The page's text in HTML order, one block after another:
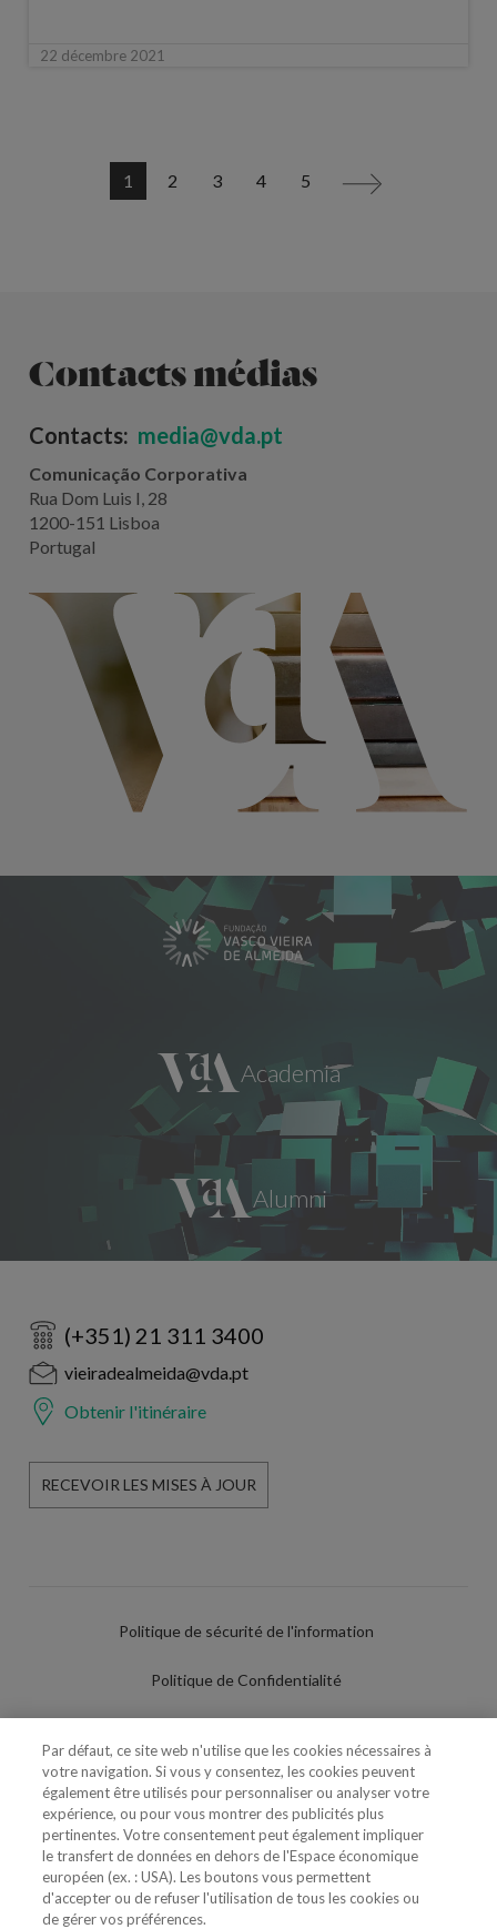
22 décembre 2021
1 2 3 4 5 >
Contacts médias
Contacts: media@vda.pt
Comunicação Corporativa
Rua Dom Luis I, 28
1200-151 Lisboa
Portugal
(+351) 21 311 3400
vieiradealmeida@vda.pt
Obtenir l'itinéraire
RECEVOIR LES MISES À JOUR
Politique de sécurité de l'information
Politique de Confidentialité
Politique de Cookies
Paramètres des cookies
Utilisation Frauduleuse du Nom/Brand
Par défaut, ce site web n'utilise que les cookies nécessaires à
votre navigation. Si vous y consentez, les cookies peuvent
également être utilisés pour personnaliser ou analyser votre
expérience, ou pour vous montrer des publicités plus
pertinentes. Votre consentement peut également impliquer
le transfert de données en dehors de l'Espace économique
européen (ex. : USA). Les boutons vous permettent
d'accepter ou de refuser l'utilisation de tous les cookies ou
de gérer vos préférences.